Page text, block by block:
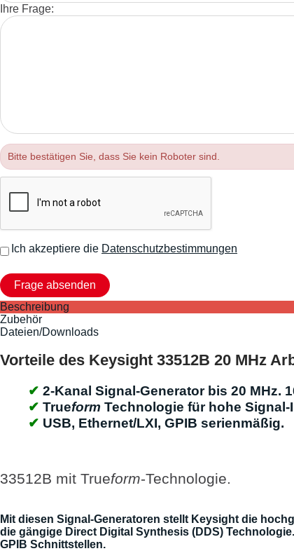
Ihre Frage:
Bitte bestätigen Sie, dass Sie kein Roboter sind.
Ich akzeptiere die Datenschutzbestimmungen
Beschreibung
Zubehör
Dateien/Downloads
Vorteile des Keysight 33512B 20 MHz
2-Kanal Signal-Generator bis 20 MHz.
Trueform Technologie für hohe
USB, Ethernet/LXI, GPIB serienmäßig.
33512B mit Trueform-Technologie.
Mit diesen Signal-Generatoren stellt Keysight die
die gängige Direct Digital Synthesis (DDS)
GPIB Schnittstellen.